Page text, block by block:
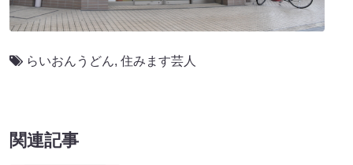
らいおんうどん, 住みます芸人
関連記事